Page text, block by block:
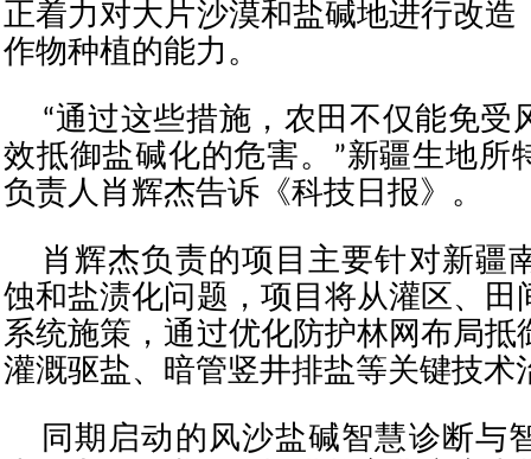
正着力对大片沙漠和盐碱地进行改造
作物种植的能力。
“通过这些措施，农田不仅能免受
效抵御盐碱化的危害。”新疆生地所
负责人肖辉杰告诉《科技日报》。
肖辉杰负责的项目主要针对新疆
蚀和盐渍化问题，项目将从灌区、田
系统施策，通过优化防护林网布局抵
灌溉驱盐、暗管竖井排盐等关键技术
同期启动的风沙盐碱智慧诊断与